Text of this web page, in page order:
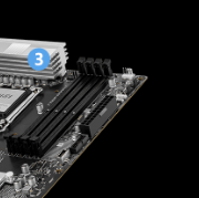
用的水泵供電接
殼，進行整合同
還是幫浦…等，都
己可以接受的平
鬆控制。
FAN &
FAN